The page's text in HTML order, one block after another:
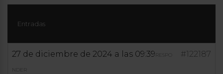
Entradas
27 de diciembre de 2024 a las 09:39 #122187
RESPO
NDER